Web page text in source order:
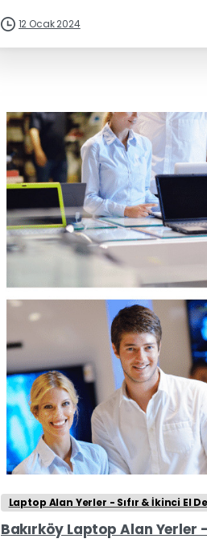
12 Ocak 2024
Laptop Alan Yerler - Sıfır & İkinci El
Bakırköy Laptop Alan Yerler